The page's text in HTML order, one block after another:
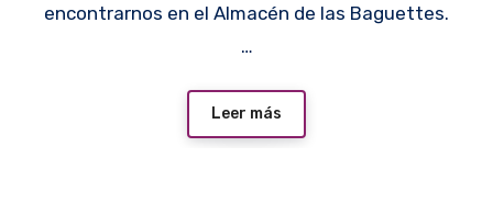
encontrarnos en el Almacén de las Baguettes.
…
Leer más